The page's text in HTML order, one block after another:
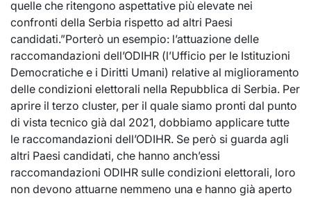
quelle che ritengono aspettative più elevate nei
confronti della Serbia rispetto ad altri Paesi
candidati.”Porterò un esempio: l’attuazione delle
raccomandazioni dell’ODIHR (l’Ufficio per le Istituzioni
Democratiche e i Diritti Umani) relative al miglioramento
delle condizioni elettorali nella Repubblica di Serbia. Per
aprire il terzo cluster, per il quale siamo pronti dal punto
di vista tecnico già dal 2021, dobbiamo applicare tutte
le raccomandazioni dell’ODIHR. Se però si guarda agli
altri Paesi candidati, che hanno anch’essi
raccomandazioni ODIHR sulle condizioni elettorali, loro
non devono attuarne nemmeno una e hanno già aperto